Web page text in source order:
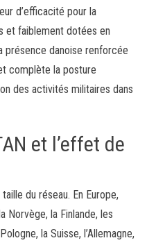
d’efficacité pour la
et faiblement dotées en
présence danoise renforcée
complète la posture
des activités militaires dans
et l’effet de
du réseau. En Europe,
Norvège, la Finlande, les
la Suisse, l’Allemagne,